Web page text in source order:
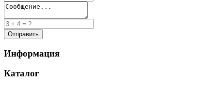
Информация
Каталог